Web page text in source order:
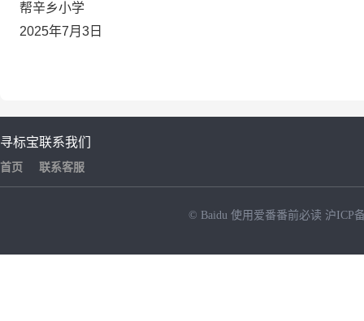
帮辛乡小学
2025年7月3日
寻标宝
首页
联系我们
联系客服
© Baidu 使用爱番番前必读 沪ICP